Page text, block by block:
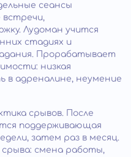
сеансы
встречи,
Лудоман учится
стадиях и
Прорабатывает
низкая
в адреналине, неумение
срывов. После
поддерживающая
затем раз в месяц.
смена работы,